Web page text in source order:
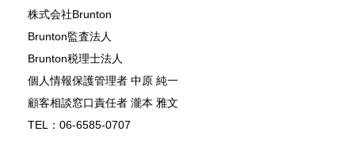
株式会社Brunton
Brunton監査法⼈
Brunton税理⼠法⼈
個人情報保護管理者 中原 純一
顧客相談窓口責任者 瀧本 雅文
TEL：06-6585-0707